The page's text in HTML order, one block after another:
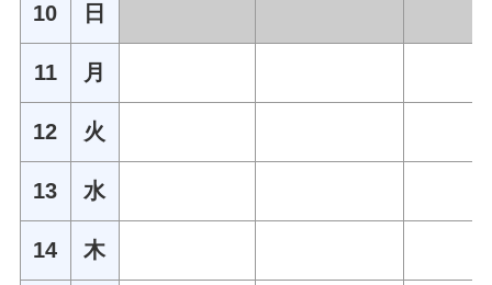
10 日
11 月
12 火
13 水
14 木